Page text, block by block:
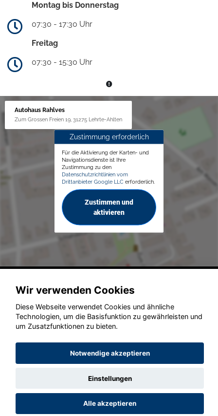
Montag bis Donnerstag
07:30 - 17:30 Uhr
Freitag
07:30 - 15:30 Uhr
Autohaus Rahlves
Zum Grossen Freien 19, 31275 Lehrte-Ahlten
Zustimmung erforderlich
Für die Aktivierung der Karten- und
Navigationsdienste ist Ihre
Zustimmung zu den
Datenschutzrichtlinien vom
Drittanbieter Google LLC erforderlich.
Zustimmen und
aktivieren
© konjunkturmotor.de GmbH 2020 - 2026
Wir verwenden Cookies
Diese Webseite verwendet Cookies und ähnliche
Technologien, um die Basisfunktion zu gewährleisten und
um Zusatzfunktionen zu bieten.
Notwendige akzeptieren
Einstellungen
Alle akzeptieren